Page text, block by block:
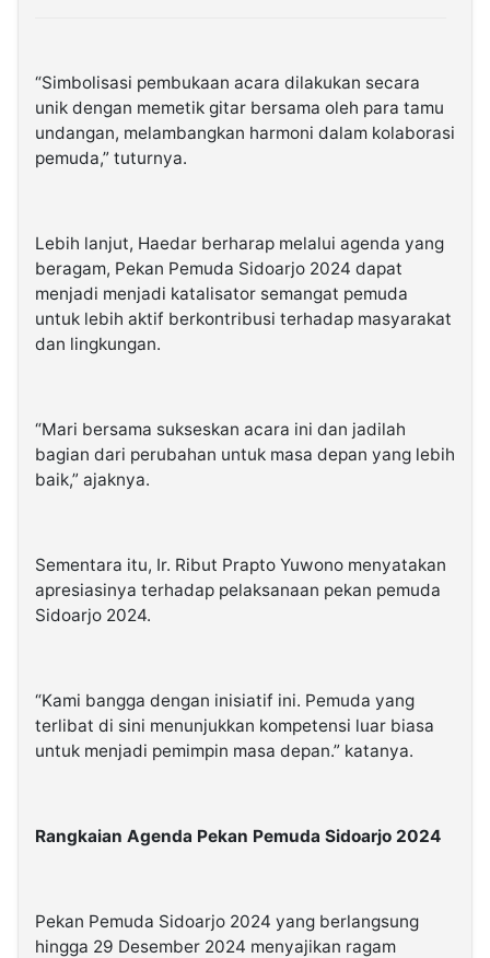
“Simbolisasi pembukaan acara dilakukan secara
unik dengan memetik gitar bersama oleh para tamu
undangan, melambangkan harmoni dalam kolaborasi
pemuda,” tuturnya.
Lebih lanjut, Haedar berharap melalui agenda yang
beragam, Pekan Pemuda Sidoarjo 2024 dapat
menjadi menjadi katalisator semangat pemuda
untuk lebih aktif berkontribusi terhadap masyarakat
dan lingkungan.
“Mari bersama sukseskan acara ini dan jadilah
bagian dari perubahan untuk masa depan yang lebih
baik,” ajaknya.
Sementara itu, Ir. Ribut Prapto Yuwono menyatakan
apresiasinya terhadap pelaksanaan pekan pemuda
Sidoarjo 2024.
“Kami bangga dengan inisiatif ini. Pemuda yang
terlibat di sini menunjukkan kompetensi luar biasa
untuk menjadi pemimpin masa depan.” katanya.
Rangkaian Agenda Pekan Pemuda Sidoarjo 2024
Pekan Pemuda Sidoarjo 2024 yang berlangsung
hingga 29 Desember 2024 menyajikan ragam